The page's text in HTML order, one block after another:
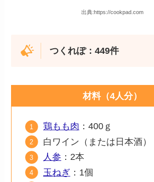
出典:https://cookpad.com
つくれぽ：449件
材料（4人分）
鶏もも肉 ：400ｇ
白ワイン（または日本酒
人参 ：2本
玉ねぎ ：1個